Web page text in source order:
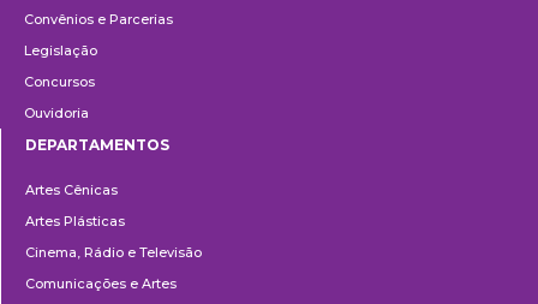
Convênios e Parcerias
Legislação
Concursos
Ouvidoria
DEPARTAMENTOS
Artes Cênicas
Artes Plásticas
Cinema, Rádio e Televisão
Comunicações e Artes